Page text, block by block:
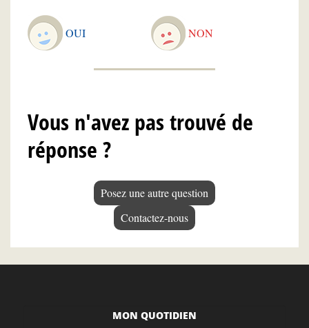
OUI NON
Vous n'avez pas trouvé de
réponse ?
Posez une autre question
Contactez-nous
MON QUOTIDIEN